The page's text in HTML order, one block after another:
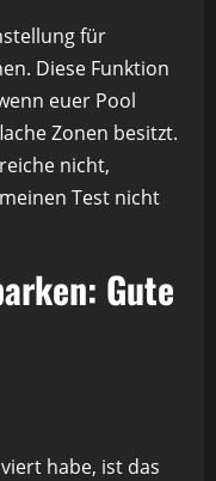
für
Diese Funktion
euer Pool
Zonen besitzt.
nicht,
Test nicht
Gute
habe, ist das